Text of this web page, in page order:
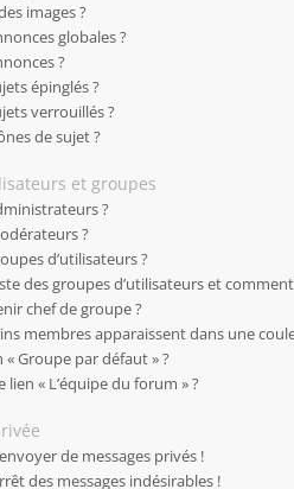
images ?
globales ?
?
épinglés ?
verrouillés ?
de sujet ?
et groupes
?
?
d’utilisateurs ?
des groupes d’utilisateurs et
chef de groupe ?
membres apparaissent dans une
« Groupe par défaut » ?
lien « L’équipe du forum » ?
de messages privés !
des messages indésirables !